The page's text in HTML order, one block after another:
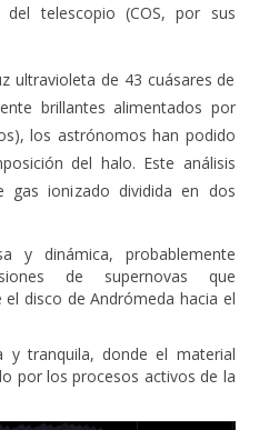
del telescopio (COS, por sus
ultravioleta de 43 cuásares de
brillantes alimentados por
los astrónomos han podido
del halo. Este análisis
gas ionizado dividida en dos
y dinámica, probablemente
de supernovas que
disco de Andrómeda hacia el
y tranquila, donde el material
por los procesos activos de la